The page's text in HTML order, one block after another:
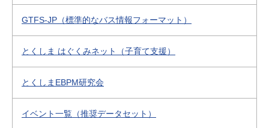
GTFS-JP（標準的なバス情報フォーマット）
とくしま はぐくみネット（子育て支援）
とくしまEBPM研究会
イベント一覧（推奨データセット）